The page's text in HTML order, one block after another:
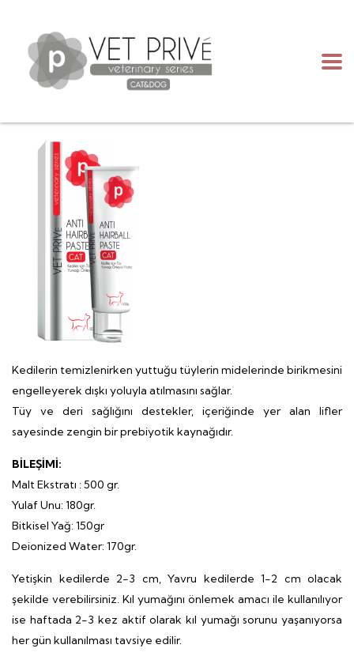
Kedilerin temizlenirken yuttuğu tüylerin midelerinde birikmesini
engelleyerek dışkı yoluyla atılmasını sağlar.
Tüy ve deri sağlığını destekler, içeriğinde yer alan lifler
sayesinde zengin bir prebiyotik kaynağıdır.
BİLEŞİMİ:
Malt Ekstratı : 500 gr.
Yulaf Unu: 180gr.
Bitkisel Yağ: 150gr
Deionized Water: 170gr.
Yetişkin kedilerde 2-3 cm, Yavru kedilerde 1-2 cm olacak
şekilde verebilirsiniz. Kıl yumağını önlemek amacı ile kullanılıyor
ise haftada 2-3 kez aktif olarak kıl yumağı sorunu yaşanıyorsa
her gün kullanılması tavsiye edilir.